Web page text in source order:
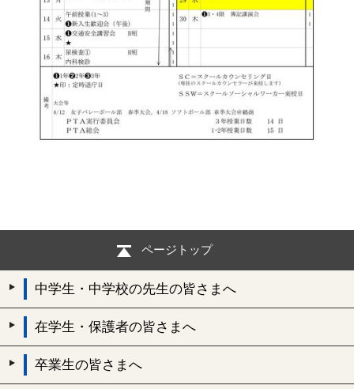
ページトップ
中学生・中学校の先生の皆さまへ
在学生・保護者の皆さまへ
卒業生の皆さまへ